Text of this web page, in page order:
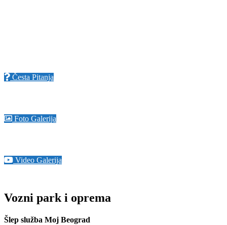
Česta Pitanja
Foto Galerija
Video Galerija
Vozni park i oprema
Šlep služba Moj Beograd